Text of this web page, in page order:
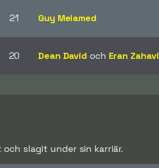
21 Guy Melamed
20 Dean David och Eran Zahavi
slagit under sin karriär.